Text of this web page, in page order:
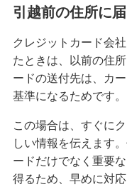
引越前の住所に
クレジットカード会
たときは、以前の住
ードの送付先は、カ
基準になるためです。
この場合は、すぐに
しい情報を伝えます
ードだけでなく重要
得るため、早めに対応